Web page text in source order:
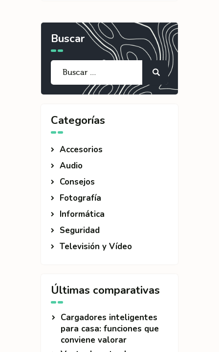
Buscar
Categorías
Accesorios
Audio
Consejos
Fotografía
Informática
Seguridad
Televisión y Vídeo
Últimas comparativas
Cargadores inteligentes
para casa: funciones que
conviene valorar